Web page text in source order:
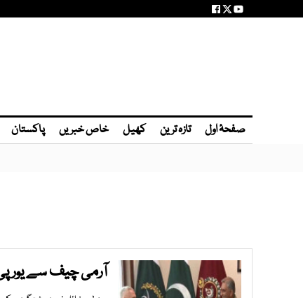
صفحۂ اول تازہ ترین کھیل خاص خبریں پاکستان
آرمی چیف سے